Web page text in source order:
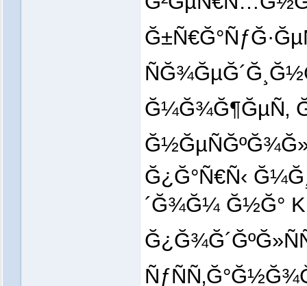
Ğ¼Ğ¾Ğ¶ĞµÑ‚
Ğ¿Ğ°Ñ€Ñ‹
´Ğ¾Ğ¼ Ğ½Ğ°